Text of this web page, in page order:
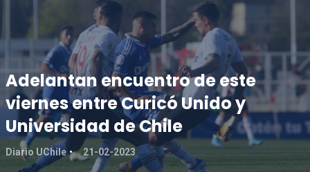
Adelantan encuentro de este
viernes entre Curicó Unido y
Universidad de Chile
Diario UChile 21-02-2023